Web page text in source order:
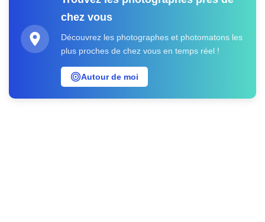
chez vous
Découvrez les photographes et photomatons les
plus proches de chez vous en temps réel !
Autour de moi